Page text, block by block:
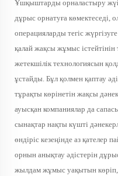
Ұшқыштарды орналастыру
дұрыс орнатуға көмектеседі,
операцияларды тегіс
қалай жақсы жұмыс істейтінін
жетекшілік технологиясын
ұстайды. Бұл қолмен қаптау
тұрақты көрінетін жақсы
ауысқан компаниялар да
сынақтар нақты күшті
өндіріс кезеңінде аз қателер
орнын анықтау әдістерін
жылдам жұмыс уақытын